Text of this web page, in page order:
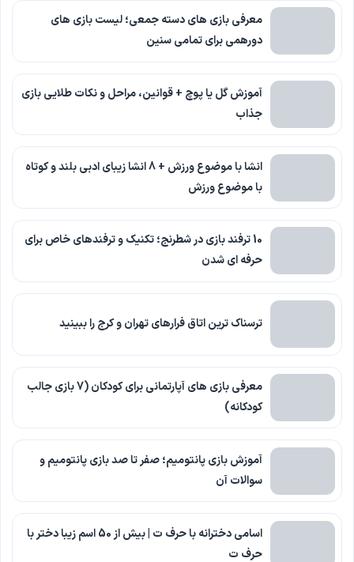
معرفی بازی های دسته جمعی؛ لیست بازی های
دورهمی برای تمامی سنین
آموزش گل یا پوچ + قوانین، مراحل و نکات طلایی بازی
جذاب
انشا با موضوع ورزش + 8 انشا زیبای ادبی بلند و کوتاه
با موضوع ورزش
10 ترفند بازی در شطرنج؛ تکنیک و ترفندهای خاص برای
حرفه ای شدن
ترسناک ترین اتاق فرارهای تهران و کرج را ببینید
معرفی بازی های آپارتمانی برای کودکان (7 بازی جالب
کودکانه)
آموزش بازی پانتومیم؛ صفر تا صد بازی پانتومیم و
سوالات آن
اسامی دخترانه با حرف ت | بیش از 50 اسم زیبا دختر با
حرف ت